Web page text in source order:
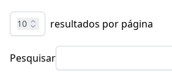
10 resultados por página
Pesquisar